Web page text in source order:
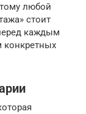
любой
стоит
каждым
конкретных